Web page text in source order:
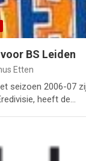
BS Leiden
Etten
seizoen 2006-07
heeft de…